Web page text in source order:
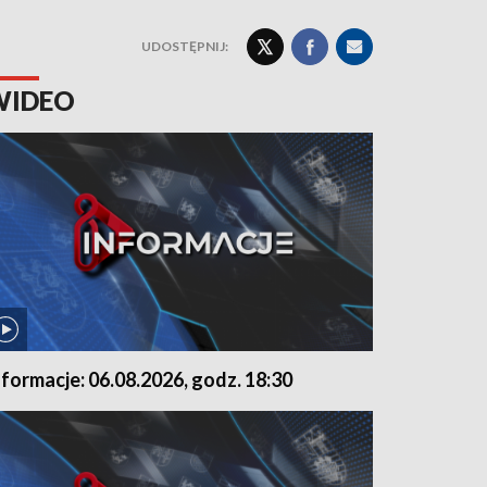
UDOSTĘPNIJ:
06.08.2026, godz. 18:30